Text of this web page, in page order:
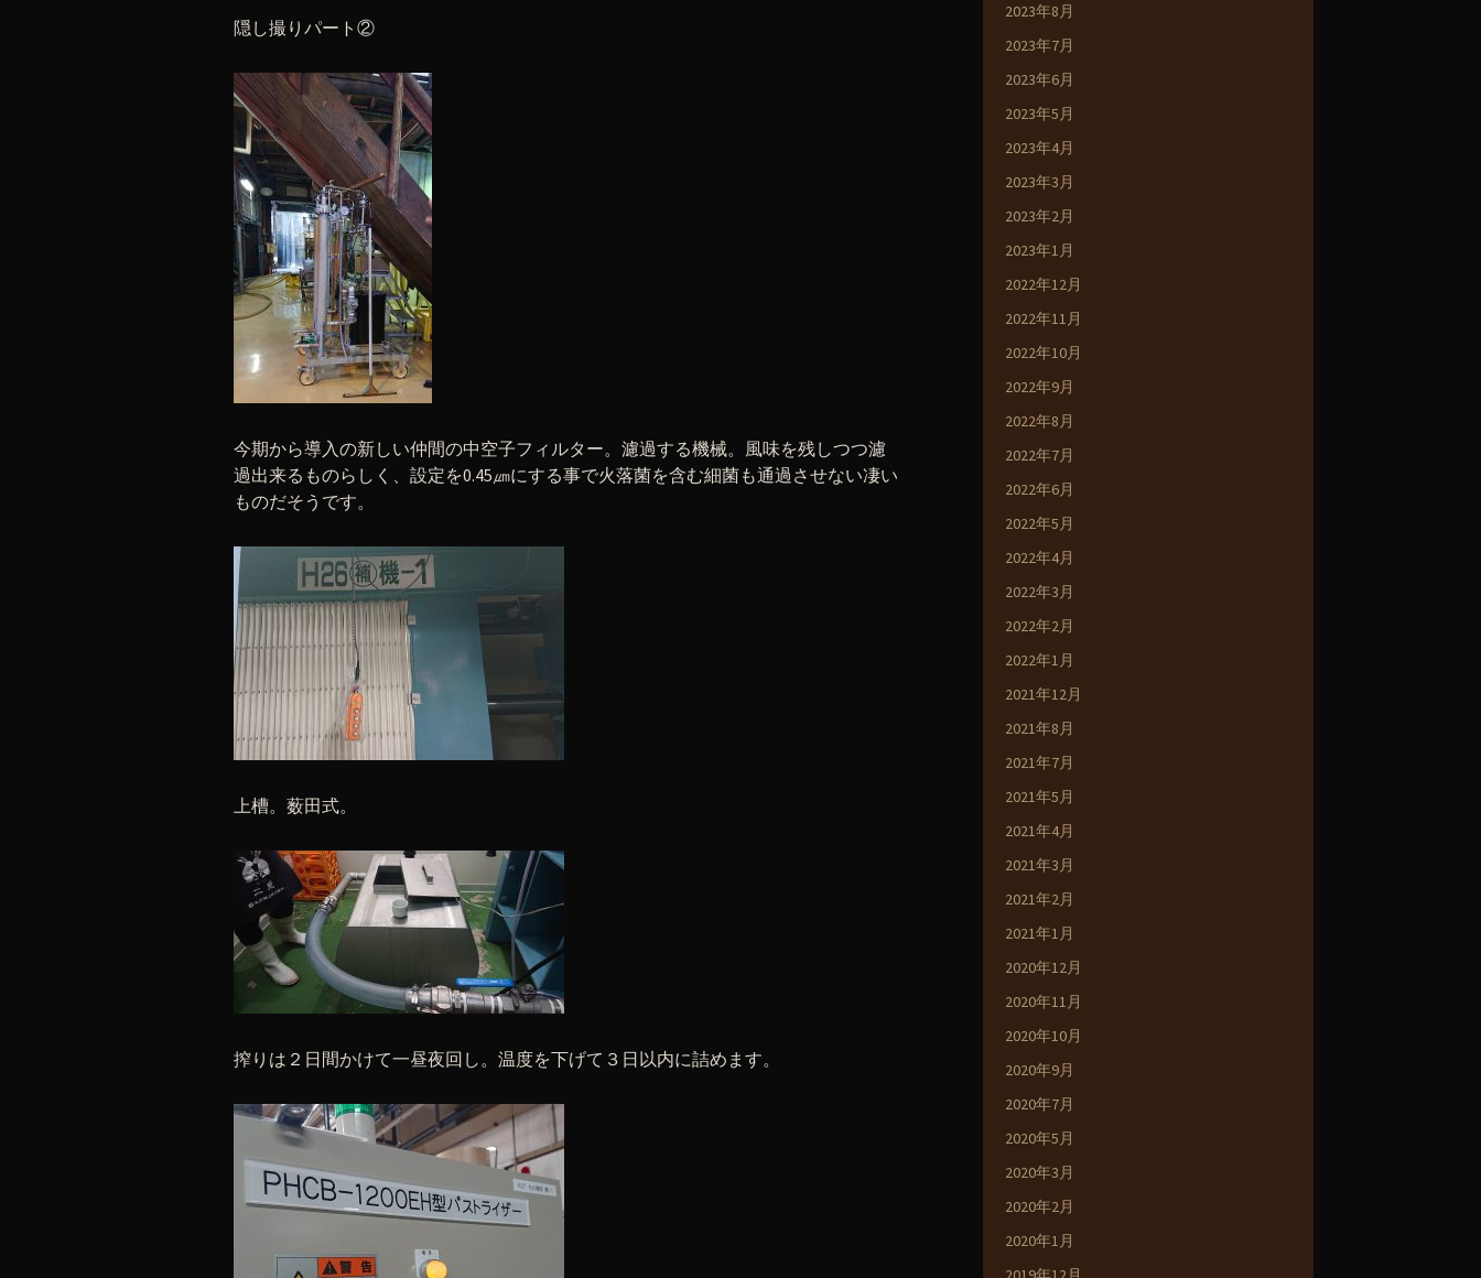
隠し撮りパート②
今期から導入の新しい仲間の中空子フィルター。濾過する機械。風味を残しつつ濾
過出来るものらしく、設定を0.45㎛にする事で火落菌を含む細菌も通過させない凄い
ものだそうです。
上槽。薮田式。
搾りは２日間かけて一昼夜回し。温度を下げて３日以内に詰めます。
2023年8月
2023年7月
2023年6月
2023年5月
2023年4月
2023年3月
2023年2月
2023年1月
2022年12月
2022年11月
2022年10月
2022年9月
2022年8月
2022年7月
2022年6月
2022年5月
2022年4月
2022年3月
2022年2月
2022年1月
2021年12月
2021年8月
2021年7月
2021年5月
2021年4月
2021年3月
2021年2月
2021年1月
2020年12月
2020年11月
2020年10月
2020年9月
2020年7月
2020年5月
2020年3月
2020年2月
2020年1月